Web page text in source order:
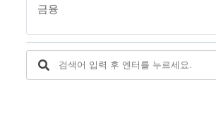
금융